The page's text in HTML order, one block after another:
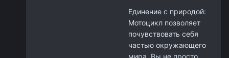
Единение с природой:
Мотоцикл позволяет
почувствовать себя
частью окружающего
мира. Вы не просто